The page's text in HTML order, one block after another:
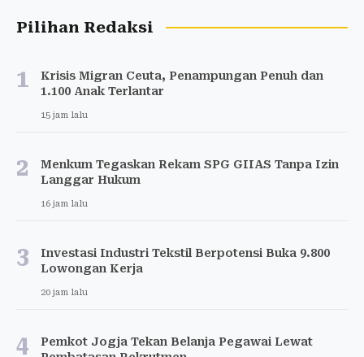
Pilihan Redaksi
1
Krisis Migran Ceuta, Penampungan Penuh dan
1.100 Anak Terlantar
15 jam lalu
2
Menkum Tegaskan Rekam SPG GIIAS Tanpa Izin
Langgar Hukum
16 jam lalu
3
Investasi Industri Tekstil Berpotensi Buka 9.800
Lowongan Kerja
20 jam lalu
4
Pemkot Jogja Tekan Belanja Pegawai Lewat